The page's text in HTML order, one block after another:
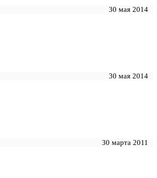
30 мая 2014
30 мая 2014
30 марта 2011